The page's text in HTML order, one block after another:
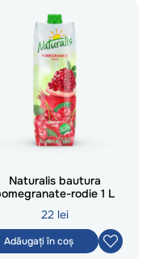
Naturalis bautura
rodie 1 L
22 lei
Adăugați în coș